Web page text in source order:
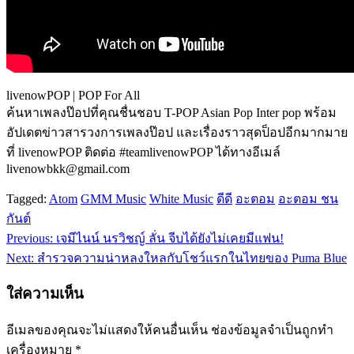
livenowPOP | POP For All
ค้นหาเพลงป๊อปที่คุณชื่นชอบ T-POP Asian Pop Inter pop พร้อม
อัปเดตข่าวสารวงการเพลงป๊อป และเรื่องราวสุดป็อปอีกมากมาย
ที่ livenowPOP ติดต่อ #teamlivenowPOP ได้ทางอีเมล์
livenowbkk@gmail.com
Tagged: Atom GMM Music White Music ดีดี อะตอม อะตอม ชน
กันต์
แนะแนว
Previous: เจมีไนน์ นรวิชญ์ ลั่น จีบได้ยังไม่เคยมีแฟน!
Next: สำรวจความน่าหลงใหลกับโชว์แรกในไทยของ Puma Blue
ใส่ความเห็น
อีเมลของคุณจะไม่แสดงให้คนอื่นเห็น ช่องข้อมูลจำเป็นถูกทำ
เครื่องหมาย *